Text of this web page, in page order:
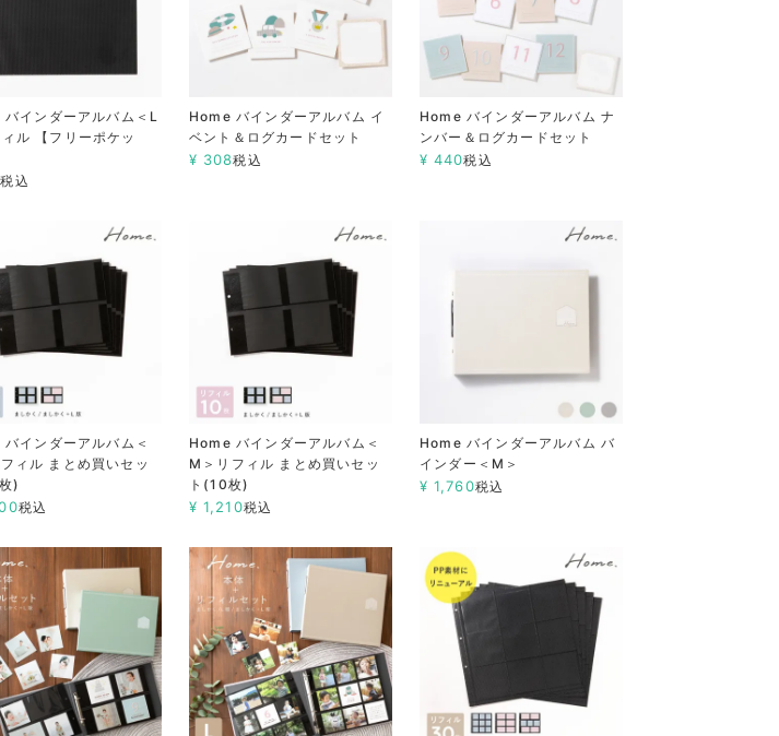
インダーアルバム＜L
ィル 【フリーポケッ
税込
Home バインダーアルバム イ
ベント＆ログカードセット
¥ 308税込
Home バインダーアルバム ナ
ンバー＆ログカードセット
¥ 440税込
インダーアルバム＜
ィル まとめ買いセッ
)
税込
Home バインダーアルバム＜
M＞リフィル まとめ買いセッ
ト(10枚)
¥ 1,210税込
Home バインダーアルバム バ
インダー＜M＞
¥ 1,760税込